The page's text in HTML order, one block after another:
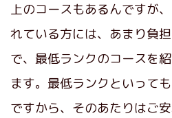
上のコースもあるんですが
れている方には、あまり負
で、最低ランクのコースを
ます。最低ランクといって
ですから、そのあたりはご安